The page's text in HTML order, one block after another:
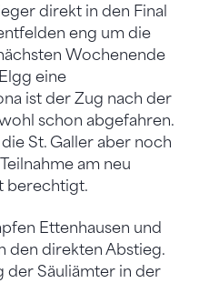
direkt in den Final
eng um die
Wochenende
eine
ist der Zug nach der
schon abgefahren.
St. Galler aber noch
am neu
berechtigt.
Ettenhausen und
den direkten Abstieg.
der Säuliämter in der